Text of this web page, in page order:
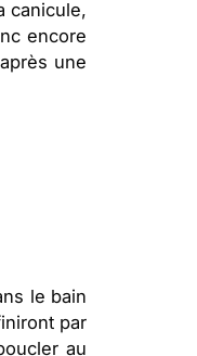
canicule,
encore
une
le bain
par
au